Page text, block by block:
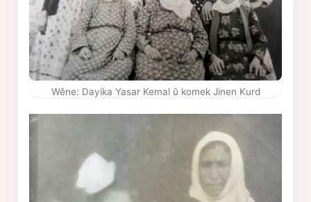
Wêne: Dayika Yasar Kemal û komek Jinen Kurd